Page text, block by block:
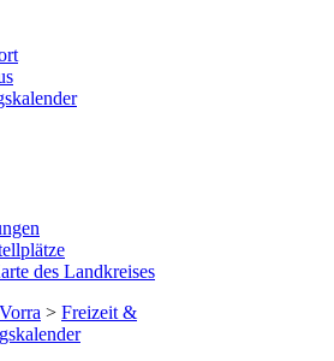
des Landkreises
> Freizeit &